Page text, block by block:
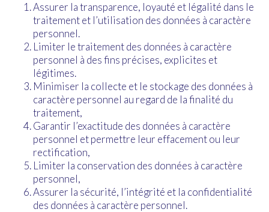
Assurer la transparence, loyauté et légalité dans le
traitement et l’utilisation des données à caractère
personnel.
Limiter le traitement des données à caractère
personnel à des fins précises, explicites et
légitimes.
Minimiser la collecte et le stockage des données à
caractère personnel au regard de la finalité du
traitement,
Garantir l’exactitude des données à caractère
personnel et permettre leur effacement ou leur
rectification,
Limiter la conservation des données à caractère
personnel,
Assurer la sécurité, l’intégrité et la confidentialité
des données à caractère personnel.